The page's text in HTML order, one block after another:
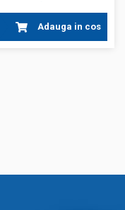
Adauga in cos